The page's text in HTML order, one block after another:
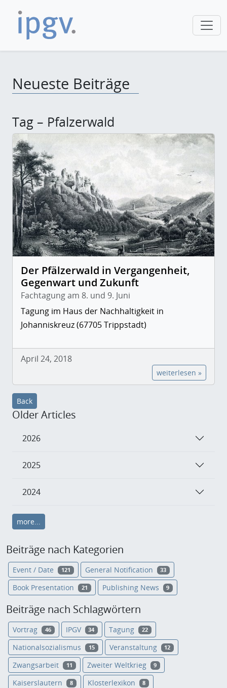
Neueste Beiträge
Tag – Pfalzerwald
Der Pfälzerwald in Vergangenheit,
Gegenwart und Zukunft
Fachtagung am 8. und 9. Juni
Tagung im Haus der Nachhaltigkeit in
Johanniskreuz (67705 Trippstadt)
April 24, 2018
weiterlesen »
Back
Older Articles
2026
2025
2024
more...
Beiträge nach Kategorien
Event / Date 121 General Notification 33
Book Presentation 21 Publishing News 9
Beiträge nach Schlagwörtern
Vortrag 46 IPGV 34 Tagung 22
Nationalsozialismus 15 Veranstaltung 12
Zwangsarbeit 11 Zweiter Weltkrieg 9
Kaiserslautern 8 Klosterlexikon 8